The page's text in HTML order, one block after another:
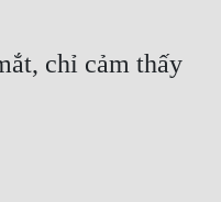
chỉ cảm thấy